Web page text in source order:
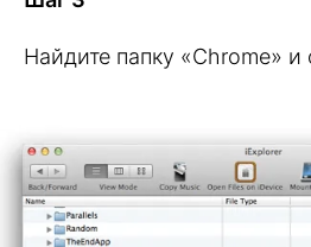
Найдите папку «Chrome» и